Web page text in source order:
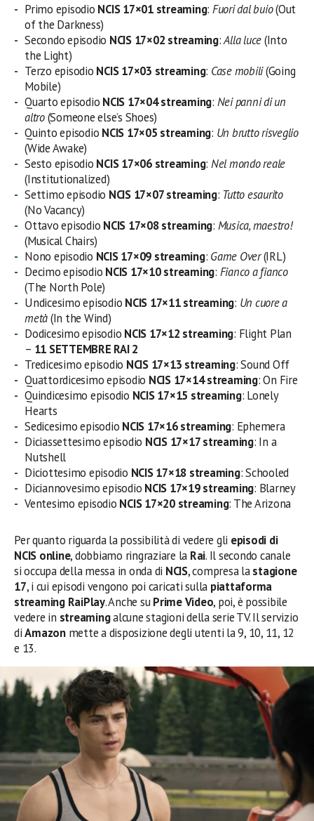
Primo episodio NCIS 17×01 streaming: Fuori dal buio(Out
of the Darkness)
Secondo episodio NCIS 17×02 streaming:Alla luce(Into
the Light)
Terzo episodio NCIS 17×03 streaming: Case mobili(Going
Mobile)
Quarto episodio NCIS 17×04 streaming: Nei panni di un
altro(Someone else’s Shoes)
Quinto episodio NCIS 17×05 streaming: Un brutto risveglio
(Wide Awake)
Sesto episodio NCIS 17×06 streaming: Nel mondo reale
(Institutionalized)
Settimo episodio NCIS 17×07 streaming: Tutto esaurito
(No Vacancy)
Ottavo episodio NCIS 17×08 streaming: Musica, maestro!
(Musical Chairs)
Nono episodio NCIS 17×09 streaming: Game Over(IRL)
Decimo episodio NCIS 17×10 streaming: Fianco a fianco
(The North Pole)
Undicesimo episodio NCIS 17×11 streaming: Un cuore a
metà(In the Wind)
Dodicesimo episodio NCIS 17×12 streaming: Flight Plan
– 11 SETTEMBRE RAI 2
Tredicesimo episodio NCIS 17×13 streaming: Sound Off
Quattordicesimo episodio NCIS 17×14 streaming: On Fire
Quindicesimo episodio NCIS 17×15 streaming: Lonely
Hearts
Sedicesimo episodio NCIS 17×16 streaming: Ephemera
Diciassettesimo episodio NCIS 17×17 streaming: In a
Nutshell
Diciottesimo episodio NCIS 17×18 streaming: Schooled
Diciannovesimo episodio NCIS 17×19 streaming: Blarney
Ventesimo episodio NCIS 17×20 streaming: The Arizona
Per quanto riguarda la possibilità di vedere gli episodi di
NCIS online, dobbiamo ringraziare la Rai. Il secondo canale
si occupa della messa in onda di NCIS, compresa lastagione
17, i cui episodi vengono poi caricati sulla piattaforma
streaming RaiPlay. Anche suPrime Video, poi, è possibile
vedere in streamingalcune stagioni della serie TV. Il servizio
diAmazonmette a disposizione degli utenti la 9, 10, 11, 12
e 13.